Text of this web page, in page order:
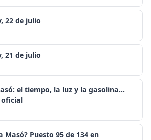
22 de julio
21 de julio
el tiempo, la luz y la gasolina...
Masó? Puesto 95 de 134 en